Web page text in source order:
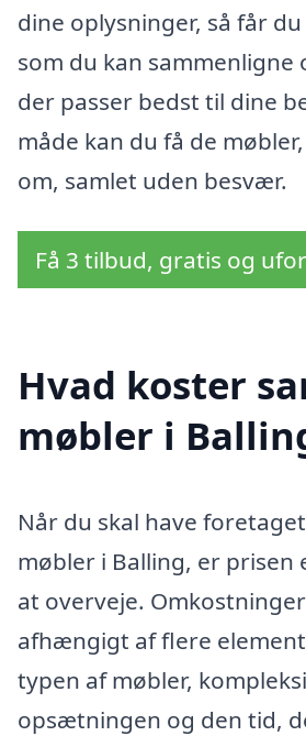
dine oplysninger, så får
som du kan
der passer bedst til dine
måde kan du få de
om, samlet uden besvær.
Få 3 tilbud, gratis og
Hvad koster
møbler i
Når du skal have
møbler i Balling, er prisen
at overveje.
afhængigt af flere
typen af møbler,
opsætningen og den tid,